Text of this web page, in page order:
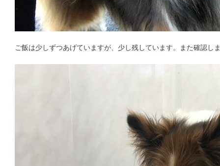
ご飯は少しずつあげていますが、少し残しています。また確認し